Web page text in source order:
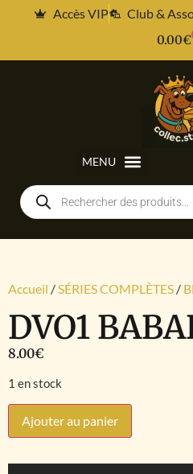
Accès VIP Club &
0.00€
Accueil /SÉRIES COMPLÈTES /
DVO1
8.00€
1 en stock
Ajouter au panier